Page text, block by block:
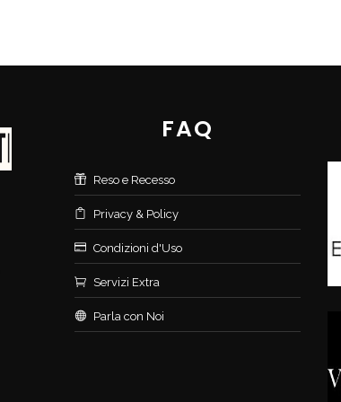
FAQ
Reso e Recesso
Privacy & Policy
Condizioni d'Uso
Servizi Extra
Parla con Noi